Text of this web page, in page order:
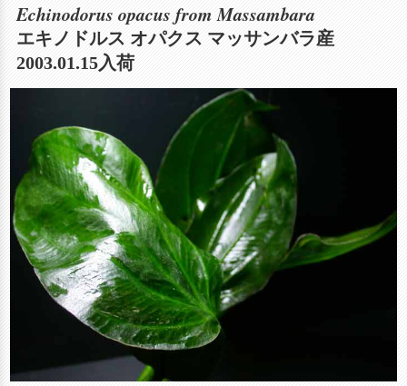
Echinodorus opacus from Massambara
エキノドルス オパクス マッサンバラ産
2003.01.15入荷